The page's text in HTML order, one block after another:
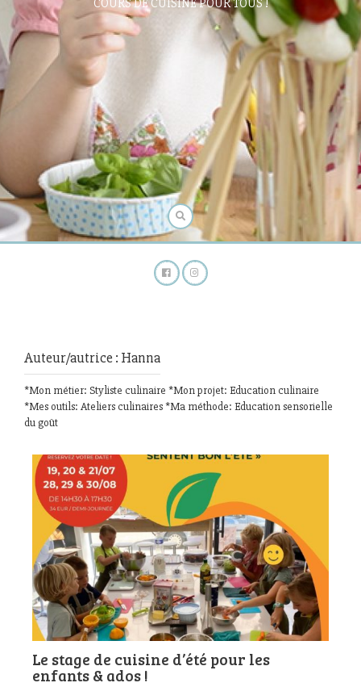
COURS DE CUISINE POUR TOUS !
Auteur/autrice : Hanna
*Mon métier: Styliste culinaire *Mon projet: Education culinaire
*Mes outils: Ateliers culinaires *Ma méthode: Education sensorielle
du goût
Le stage de cuisine d’été pour les
enfants & ados !